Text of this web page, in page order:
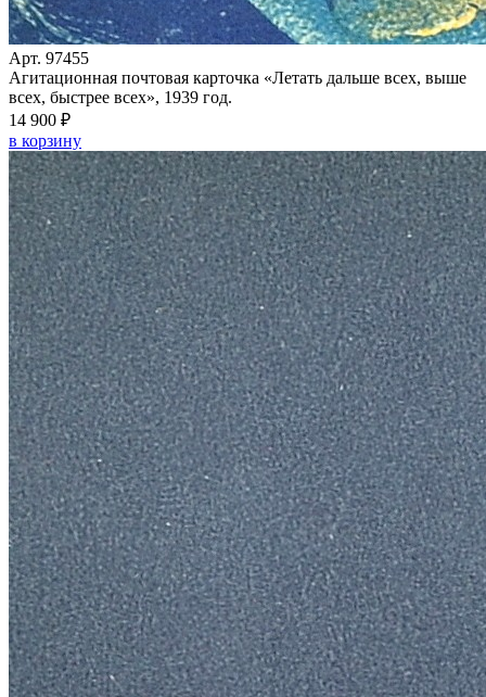
Арт. 97455
Агитационная почтовая карточка «Летать дальше всех, выше
всех, быстрее всех», 1939 год.
14 900 ₽
в корзину